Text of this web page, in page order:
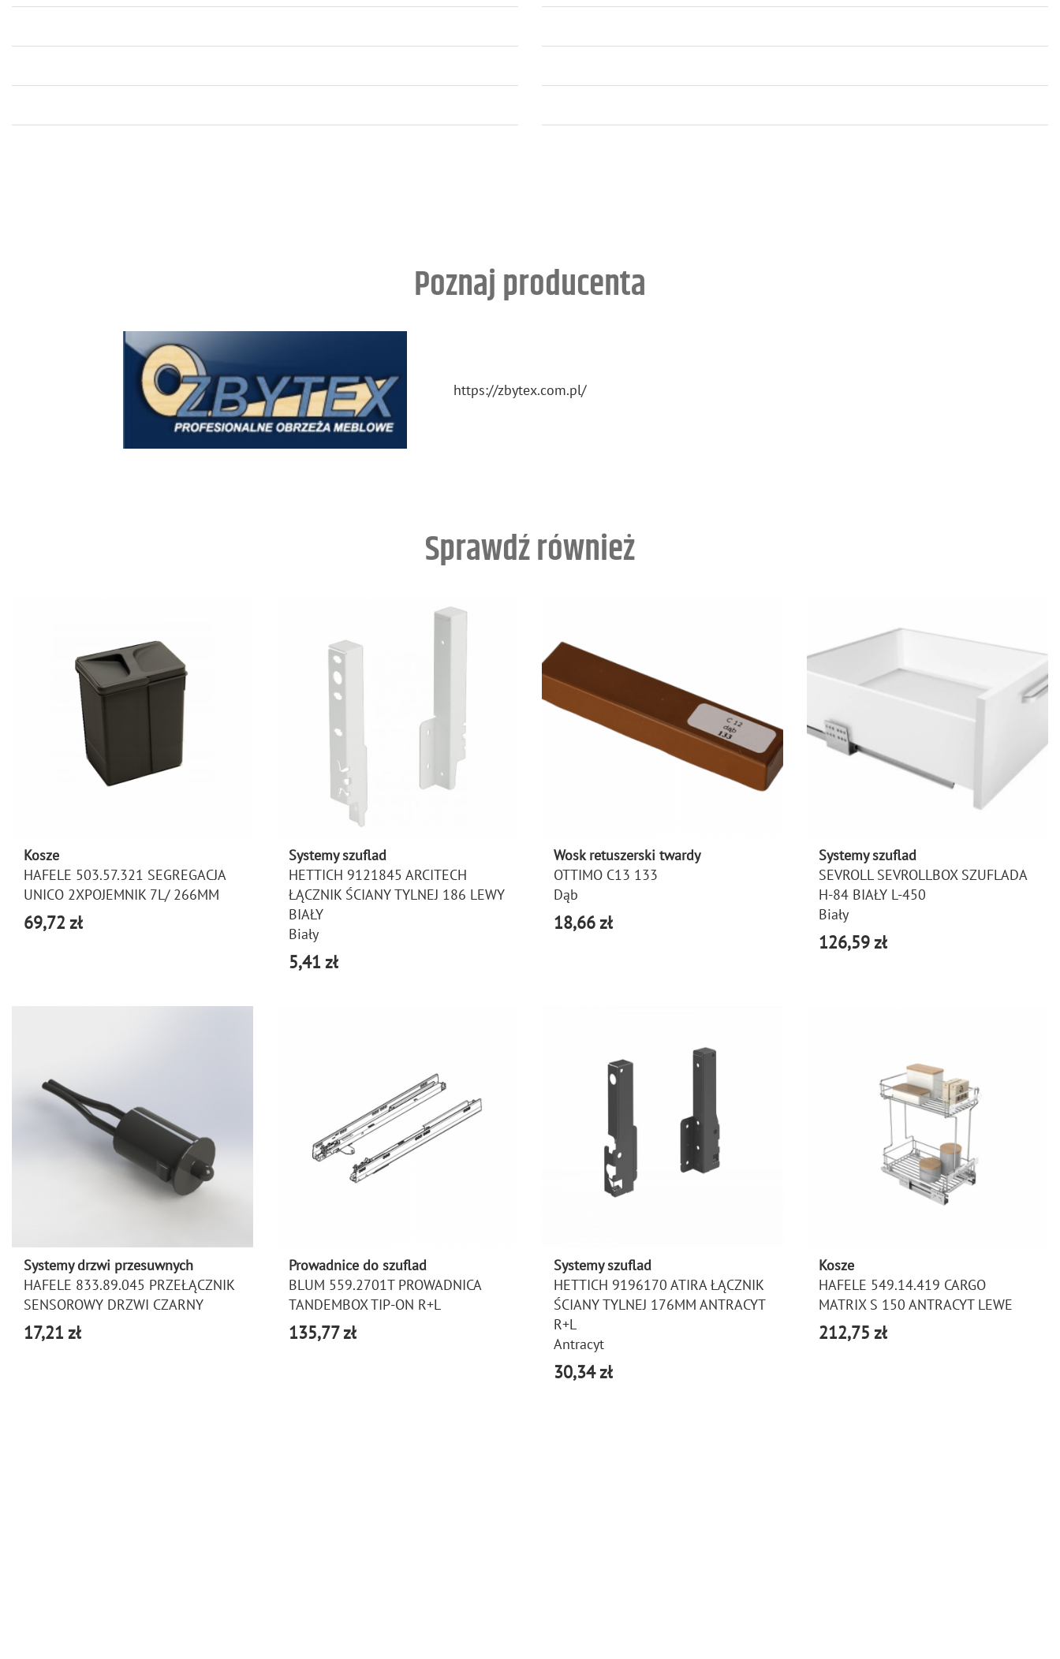
Poznaj producenta
https://​zbytex.​com.​pl/
Sprawdź również
Kosze
HAFELE 503.57.321 SEGREGACJA
UNICO 2XPOJEMNIK 7L/ 266MM
69,72 zł
Systemy szuflad
HETTICH 9121845 ARCITECH
ŁĄCZNIK ŚCIANY TYLNEJ 186 LEWY
BIAŁY
Biały
5,41 zł
Wosk retuszerski twardy
OTTIMO C13 133
Dąb
18,66 zł
Systemy szuflad
SEVROLL SEVROLLBOX SZUFLADA
H-84 BIAŁY L-450
Biały
126,59 zł
Systemy drzwi przesuwnych
HAFELE 833.89.045 PRZEŁĄCZNIK
SENSOROWY DRZWI CZARNY
17,21 zł
Prowadnice do szuflad
BLUM 559.2701T PROWADNICA
TANDEMBOX TIP-ON R+L
135,77 zł
Systemy szuflad
HETTICH 9196170 ATIRA ŁĄCZNIK
ŚCIANY TYLNEJ 176MM ANTRACYT
R+L
Antracyt
30,34 zł
Kosze
HAFELE 549.14.419 CARGO
MATRIX S 150 ANTRACYT LEWE
212,75 zł